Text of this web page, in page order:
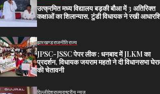
उत्क्रमित मध्य विद्यालय बड़की बौआ में 3 अतिरिक्त
कक्षाओं का शिलान्यास, टुंडी विधायक ने रखी
झारखण्डराजनीतिराज्य
JPSC-JSSC पेपर लीक : धनबाद में JLKM का
प्रदर्शन, विधायक जयराम महतो ने दी विधानसभा
की चेतावनी
दिल्लीदेशराज्यराष्ट्रीय न्यूज